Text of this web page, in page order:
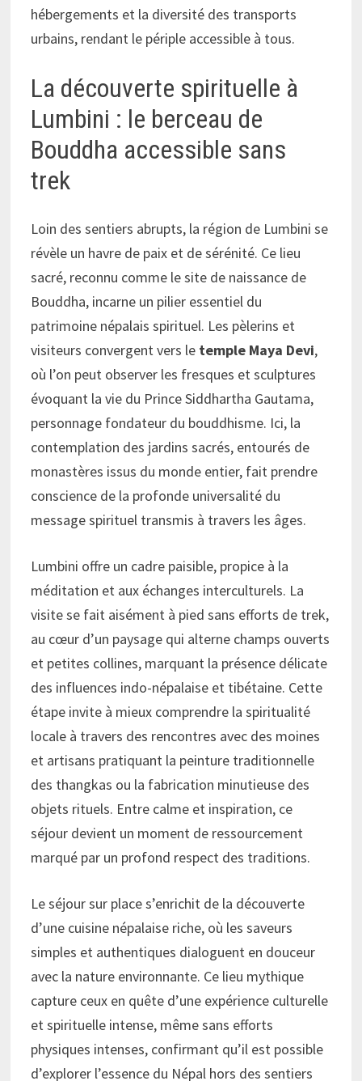
hébergements et la diversité des transports
urbains, rendant le périple accessible à tous.
La découverte spirituelle à
Lumbini : le berceau de
Bouddha accessible sans
trek
Loin des sentiers abrupts, la région de Lumbini se
révèle un havre de paix et de sérénité. Ce lieu
sacré, reconnu comme le site de naissance de
Bouddha, incarne un pilier essentiel du
patrimoine népalais spirituel. Les pèlerins et
visiteurs convergent vers le temple Maya Devi,
où l’on peut observer les fresques et sculptures
évoquant la vie du Prince Siddhartha Gautama,
personnage fondateur du bouddhisme. Ici, la
contemplation des jardins sacrés, entourés de
monastères issus du monde entier, fait prendre
conscience de la profonde universalité du
message spirituel transmis à travers les âges.
Lumbini offre un cadre paisible, propice à la
méditation et aux échanges interculturels. La
visite se fait aisément à pied sans efforts de trek,
au cœur d’un paysage qui alterne champs ouverts
et petites collines, marquant la présence délicate
des influences indo-népalaise et tibétaine. Cette
étape invite à mieux comprendre la spiritualité
locale à travers des rencontres avec des moines
et artisans pratiquant la peinture traditionnelle
des thangkas ou la fabrication minutieuse des
objets rituels. Entre calme et inspiration, ce
séjour devient un moment de ressourcement
marqué par un profond respect des traditions.
Le séjour sur place s’enrichit de la découverte
d’une cuisine népalaise riche, où les saveurs
simples et authentiques dialoguent en douceur
avec la nature environnante. Ce lieu mythique
capture ceux en quête d’une expérience culturelle
et spirituelle intense, même sans efforts
physiques intenses, confirmant qu’il est possible
d’explorer l’essence du Népal hors des sentiers